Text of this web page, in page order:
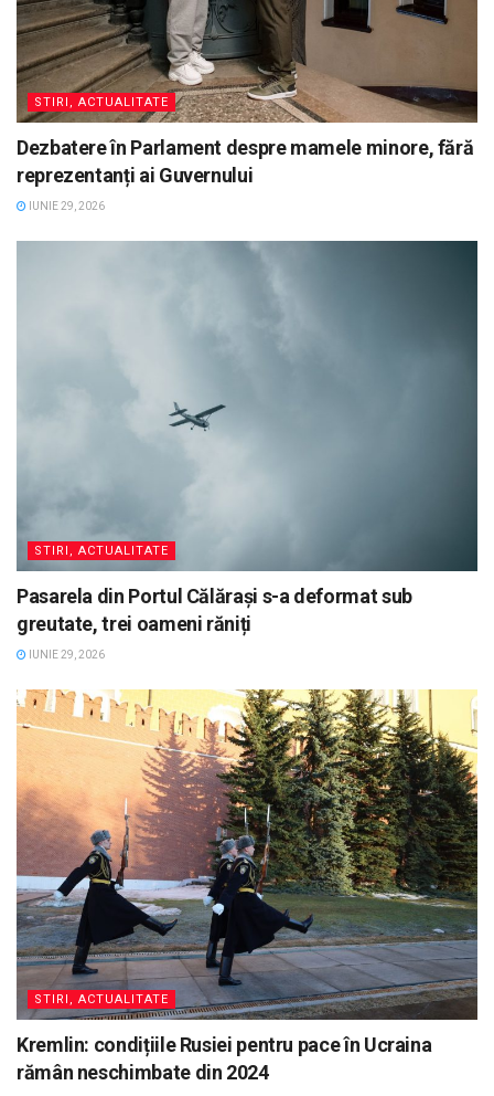
STIRI, ACTUALITATE
Dezbatere în Parlament despre mamele minore, fără
reprezentanți ai Guvernului
IUNIE 29, 2026
STIRI, ACTUALITATE
Pasarela din Portul Călărași s-a deformat sub
greutate, trei oameni răniți
IUNIE 29, 2026
STIRI, ACTUALITATE
Kremlin: condițiile Rusiei pentru pace în Ucraina
rămân neschimbate din 2024